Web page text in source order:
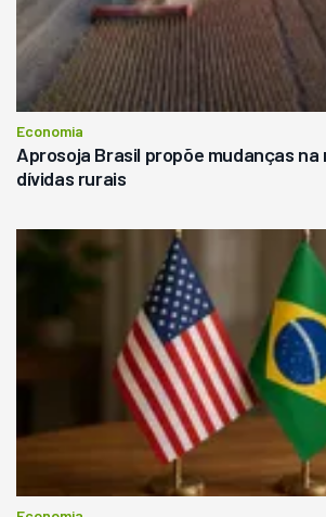
Economia
Aprosoja Brasil propõe mudanças
dívidas rurais